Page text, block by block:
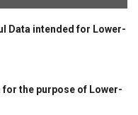
Data intended for Lower-
for the purpose of Lower-